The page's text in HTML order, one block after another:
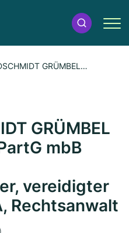
GRÜMBEL
GRÜMBEL
mbB
vereidigter
Rechtsanwalt